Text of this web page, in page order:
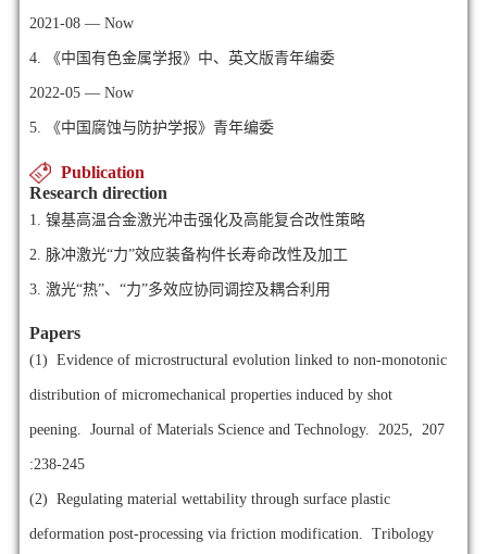
2021-08 — Now
4. 《中国有色金属学报》中、英文版青年编委
2022-05 — Now
5. 《中国腐蚀与防护学报》青年编委
Publication
Research direction
1. 镍基高温合金激光冲击强化及高能复合改性策略
2. 脉冲激光“力”效应装备构件长寿命改性及加工
3. 激光“热”、“力”多效应协同调控及耦合利用
Papers
(1) Evidence of microstructural evolution linked to non-monotonic
distribution of micromechanical properties induced by shot
peening. Journal of Materials Science and Technology. 2025, 207
:238-245
(2) Regulating material wettability through surface plastic
deformation post-processing via friction modification. Tribology